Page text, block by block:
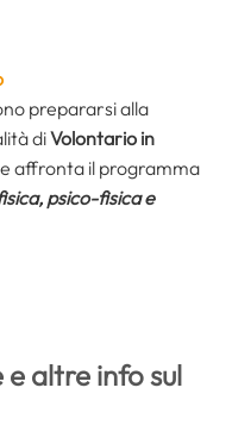
prepararsi alla
diVolontario in
e affronta il programma
psico-fisica e
altre info sul